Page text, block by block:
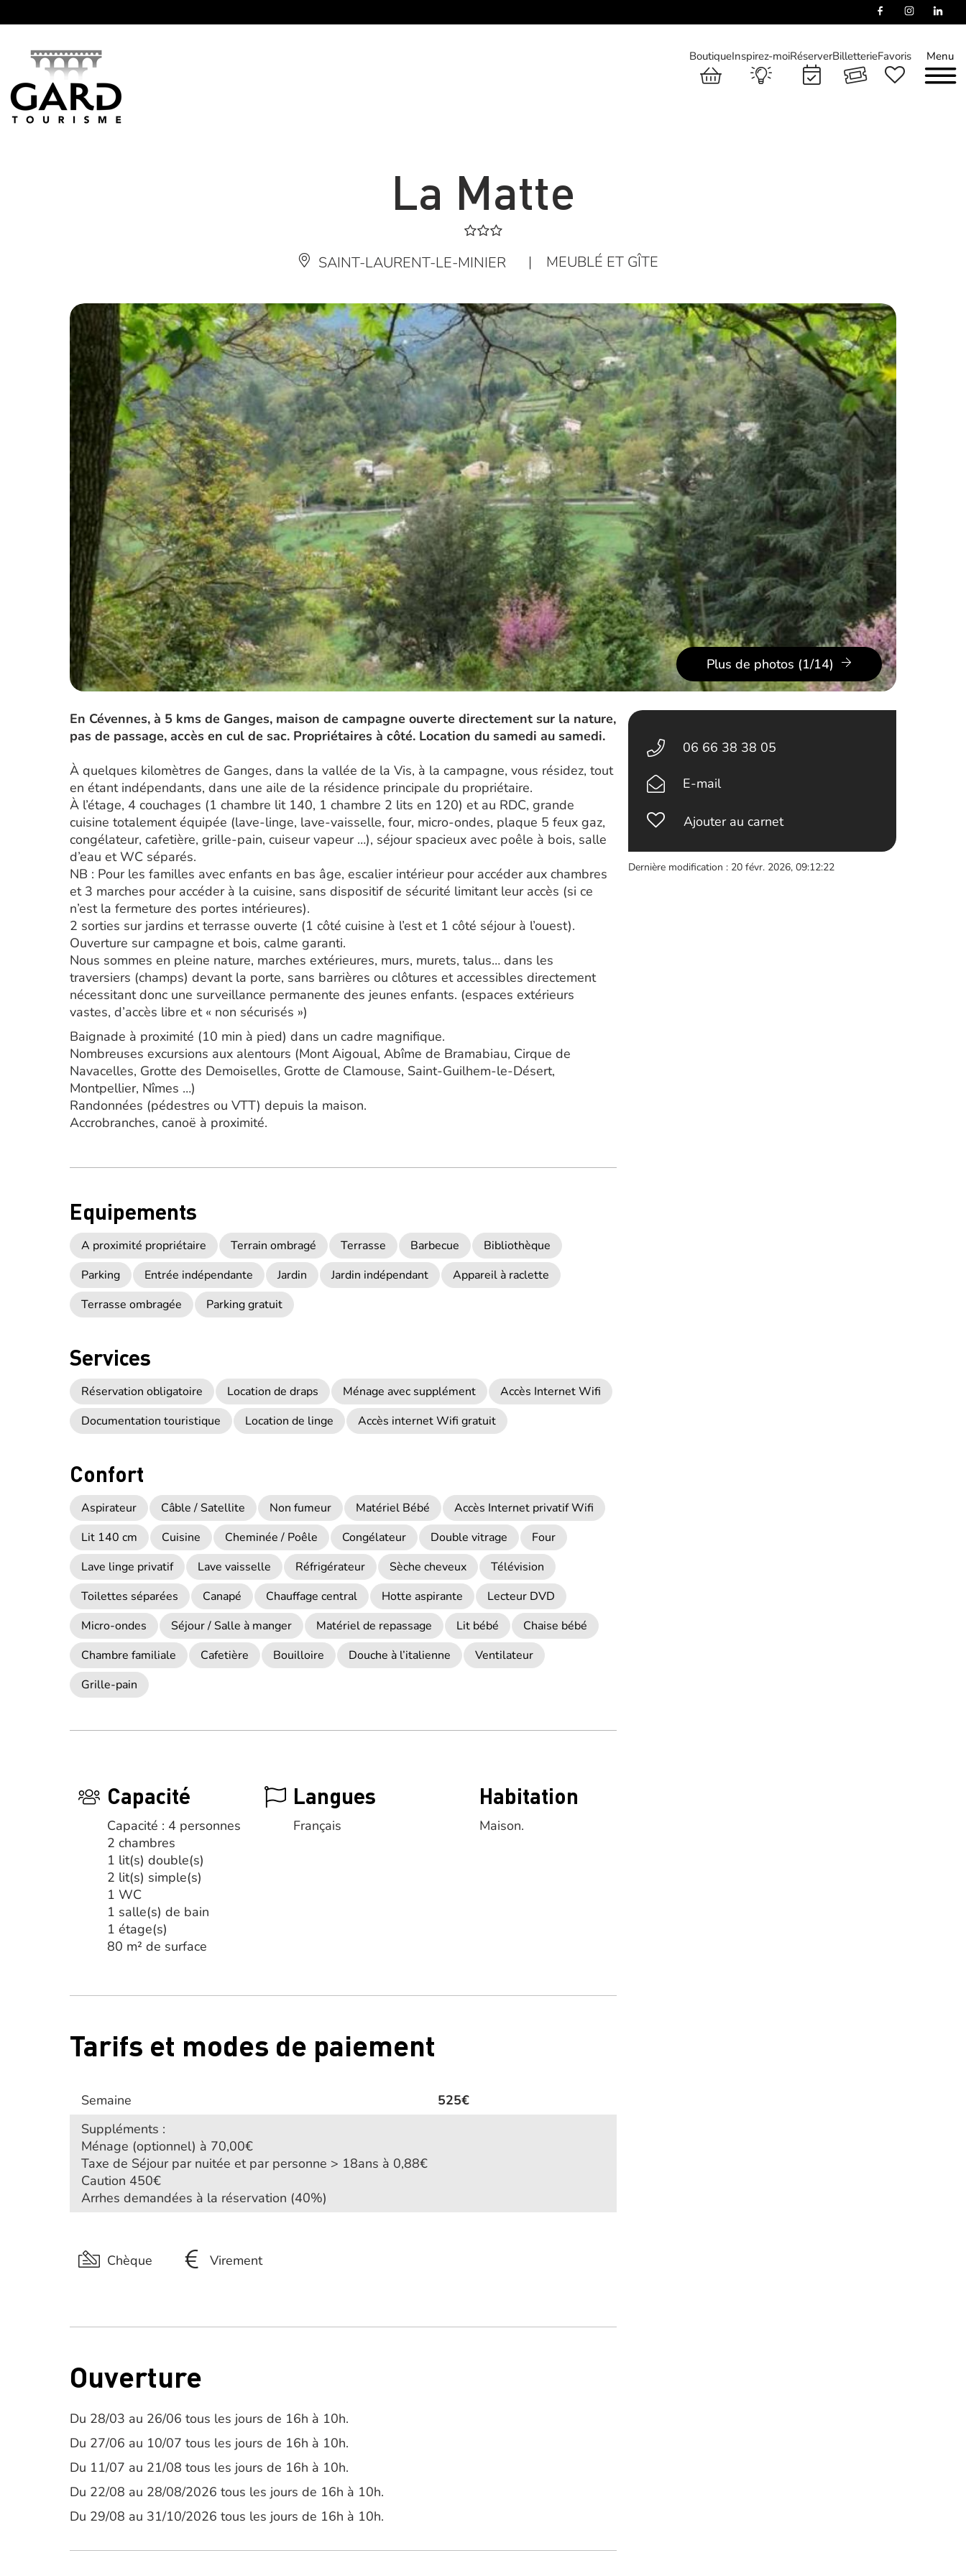
Menu
BoutiqueInspirez-moiRéserverBilletterieFavoris
La Matte
SAINT-LAURENT-LE-MINIER | MEUBLÉ ET GÎTE
Plus de photos (1/14)
En Cévennes, à 5 kms de Ganges, maison de campagne ouverte directement sur la nature,
pas de passage, accès en cul de sac. Propriétaires à côté. Location du samedi au samedi.
À quelques kilomètres de Ganges, dans la vallée de la Vis, à la campagne, vous résidez, tout
en étant indépendants, dans une aile de la résidence principale du propriétaire.
À l’étage, 4 couchages (1 chambre lit 140, 1 chambre 2 lits en 120) et au RDC, grande
cuisine totalement équipée (lave-linge, lave-vaisselle, four, micro-ondes, plaque 5 feux gaz,
congélateur, cafetière, grille-pain, cuiseur vapeur …), séjour spacieux avec poêle à bois, salle
d’eau et WC séparés.
NB : Pour les familles avec enfants en bas âge, escalier intérieur pour accéder aux chambres
et 3 marches pour accéder à la cuisine, sans dispositif de sécurité limitant leur accès (si ce
n’est la fermeture des portes intérieures).
2 sorties sur jardins et terrasse ouverte (1 côté cuisine à l’est et 1 côté séjour à l’ouest).
Ouverture sur campagne et bois, calme garanti.
Nous sommes en pleine nature, marches extérieures, murs, murets, talus… dans les
traversiers (champs) devant la porte, sans barrières ou clôtures et accessibles directement
nécessitant donc une surveillance permanente des jeunes enfants. (espaces extérieurs
vastes, d’accès libre et « non sécurisés »)
Baignade à proximité (10 min à pied) dans un cadre magnifique.
Nombreuses excursions aux alentours (Mont Aigoual, Abîme de Bramabiau, Cirque de
Navacelles, Grotte des Demoiselles, Grotte de Clamouse, Saint-Guilhem-le-Désert,
Montpellier, Nîmes …)
Randonnées (pédestres ou VTT) depuis la maison.
Accrobranches, canoë à proximité.
Equipements
A proximité propriétaire Terrain ombragé Terrasse Barbecue
Bibliothèque
Parking
Entrée indépendante Jardin Jardin indépendant
Appareil à raclette
Terrasse ombragée
Parking gratuit
Services
Réservation obligatoire Location de draps Ménage avec supplément
Accès Internet Wifi
Documentation touristique
Location de linge Accès internet Wifi gratuit
Confort
Aspirateur Câble / Satellite Non fumeur Matériel Bébé
Accès Internet privatif Wifi
Lit 140 cm
Cuisine Cheminée / Poêle Congélateur Double vitrage
Four
Lave linge privatif
Lave vaisselle Réfrigérateur Sèche cheveux
Télévision
Toilettes séparées
Canapé Chauffage central Hotte aspirante
Lecteur DVD
Micro-ondes
Séjour / Salle à manger Matériel de repassage Lit bébé
Chaise bébé
Chambre familiale
Cafetière Bouilloire Douche à l’italienne
Ventilateur
Grille-pain
Capacité
Capacité : 4 personnes
2 chambres
1 lit(s) double(s)
2 lit(s) simple(s)
1 WC
1 salle(s) de bain
1 étage(s)
80 m² de surface
Langues
Français
Habitation
Maison.
Tarifs et modes de paiement
Semaine
525€
Suppléments :
Ménage (optionnel) à 70,00€
Taxe de Séjour par nuitée et par personne > 18ans à 0,88€
Caution 450€
Arrhes demandées à la réservation (40%)
Chèque Virement
Ouverture
Du 28/03 au 26/06 tous les jours de 16h à 10h.
Du 27/06 au 10/07 tous les jours de 16h à 10h.
Du 11/07 au 21/08 tous les jours de 16h à 10h.
Du 22/08 au 28/08/2026 tous les jours de 16h à 10h.
Du 29/08 au 31/10/2026 tous les jours de 16h à 10h.
06 66 38 38 05
E-mail
Ajouter au carnet
Dernière modification : 20 févr. 2026, 09:12:22